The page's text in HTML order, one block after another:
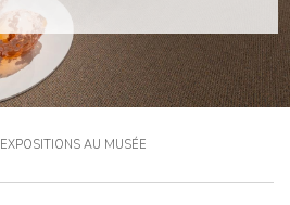
EXPOSITIONS AU MUSÉE